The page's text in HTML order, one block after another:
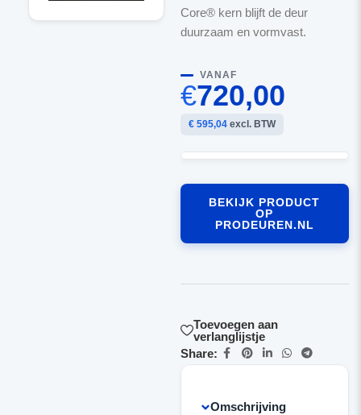
Core® kern blijft de deur
duurzaam en vormvast.
VANAF
€720,00
€ 595,04excl. BTW
BEKIJK PRODUCT
OP
PRODEUREN.NL
Toevoegen aan
verlanglijstje
Share:
Omschrijving